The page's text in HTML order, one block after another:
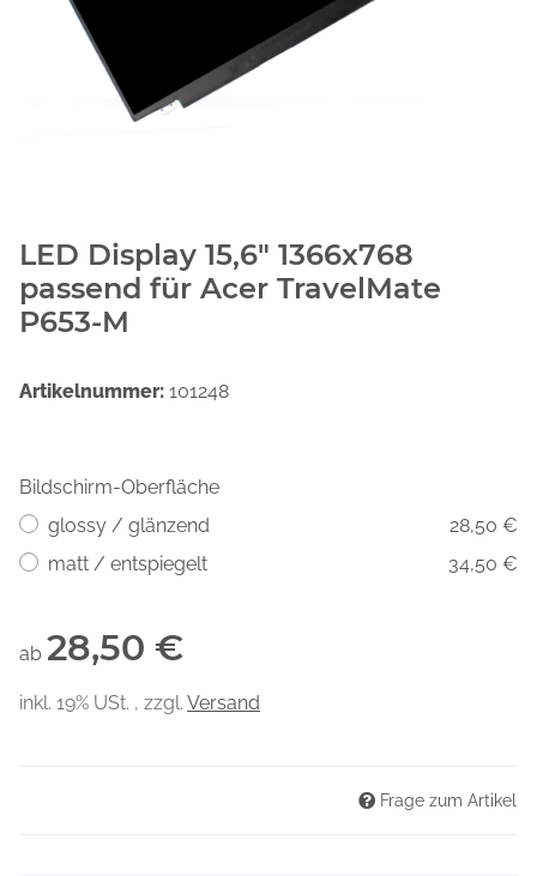
LED Display 15,6" 1366x768
passend für Acer TravelMate
P653-M
Artikelnummer: 101248
Bildschirm-Oberfläche
glossy / glänzend
28,50 €
matt / entspiegelt
34,50 €
ab 28,50 €
inkl. 19% USt. , zzgl. Versand
Frage zum Artikel